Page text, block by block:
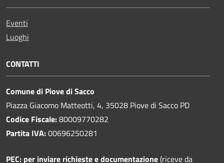
Eventi
Luoghi
CONTATTI
Comune di Piove di Sacco
Piazza Giacomo Matteotti, 4, 35028 Piove di Sacco PD
Codice Fiscale:80009770282
Partita IVA:00696250281
PEC: per inviare richieste e documentazione(riceve da